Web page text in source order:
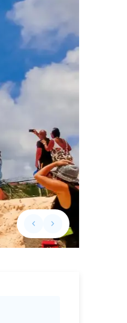
keyboard_arrow_leftPrevious slide
keyboard_arrow_rightNext slide